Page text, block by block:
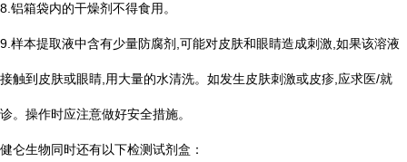
8.铝箱袋内的干燥剂不得食用。
9.样本提取液中含有少量防腐剂,可能对皮肤和眼睛造成刺激,如果该溶液
接触到皮肤或眼睛,用大量的水清洗。如发生皮肤刺激或皮疹,应求医/就
诊。操作时应注意做好安全措施。
健仑生物同时还有以下检测试剂盒：